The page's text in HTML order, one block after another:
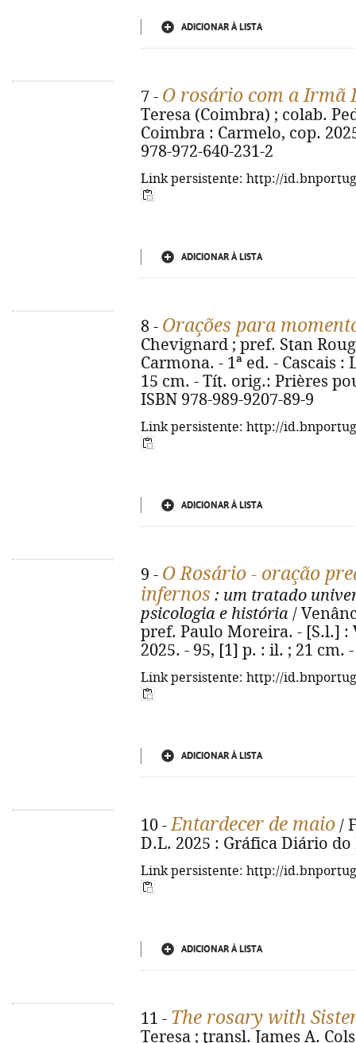
ADICIONAR À LISTA
7 - O rosário com a Irmã
Teresa (Coimbra) ; colab.
Coimbra : Carmelo, cop.
978-972-640-231-2
Link persistente: http://
ADICIONAR À LISTA
8 - Orações para
Chevignard ; pref. Stan
Carmona. - 1ª ed. - Cascais
15 cm. - Tít. orig.: Prières
ISBN 978-989-9207-89-9
Link persistente: http://
ADICIONAR À LISTA
9 - O Rosário - oração
infernos : um tratado
psicologia e história /
pref. Paulo Moreira. - [S.l.] :
2025. - 95, [1] p. : il. ; 21 cm.
Link persistente: http://
ADICIONAR À LISTA
10 -Entardecer de maio /
D.L. 2025 : Gráfica Diário
Link persistente: http://
ADICIONAR À LISTA
11 - The rosary with
Teresa ; transl. James A.